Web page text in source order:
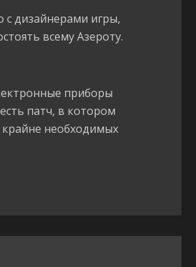
с дизайнерами игры,
всему Азероту.
приборы
патч, в котором
крайне необходимых